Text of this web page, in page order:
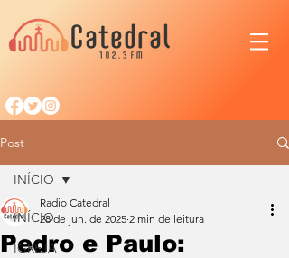
Post
INÍCIO
IGREJA
INÍCIO
Pedro e Paulo:
Radio Catedral
28 de jun. de 2025 2 min de leitura